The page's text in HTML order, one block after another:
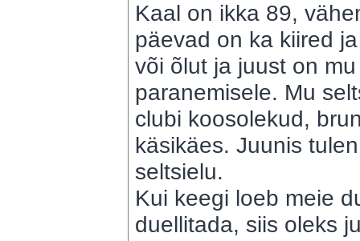
Kaal on ikka 89,
päevad on ka kiired
või õlut ja juust on
paranemisele. Mu
clubi koosolekud,
käsikäes. Juunis
seltsielu.
Kui keegi loeb meie
duellitada, siis oleks